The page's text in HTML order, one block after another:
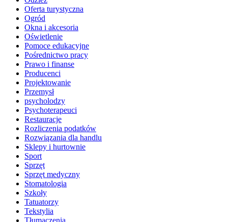
Oferta turystyczna
Ogród
Okna i akcesoria
Oświetlenie
Pomoce edukacyjne
Pośrednictwo pracy
Prawo i finanse
Producenci
Projektowanie
Przemysł
psycholodzy
Psychoterapeuci
Restauracje
Rozliczenia podatków
Rozwiązania dla handlu
Sklepy i hurtownie
Sport
Sprzęt
Sprzęt medyczny
Stomatologia
Szkoły
Tatuatorzy
Tekstylia
Tłumaczenia